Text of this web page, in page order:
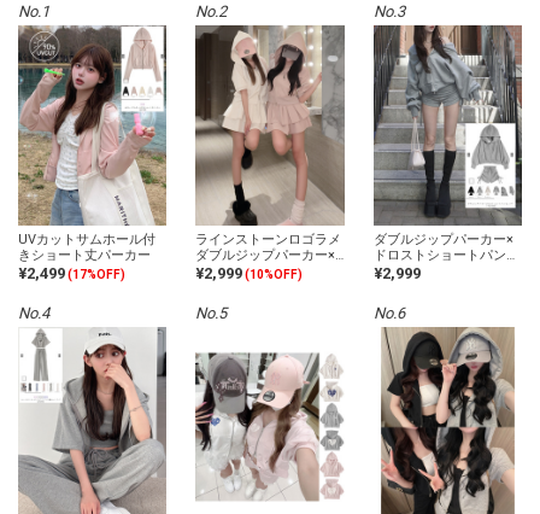
No.1
UVカットサムホール付
きショート丈パーカー
¥2,499(17%OFF)
No.2
ラインストーンロゴラメ
ダブルジップパーカー×
ティアードミニスカート
セットアップ
¥2,999 (10%OFF)
No.3
ダブルジップパーカー×
ドロストショートパンツ
セットアップ
¥2,999
No.4 No.5 No.6